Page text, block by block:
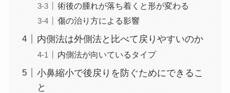
術後の腫れが落ち着くと形が変わる
傷の治り方による影響
内側法は外側法と比べて戻りやすいのか
内側法が向いているタイプ
小鼻縮小で後戻りを防ぐためにできるこ
と